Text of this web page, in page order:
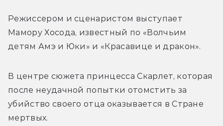
Мамору Хосода, известный по «Волчьим
детям Амэ и Юки» и «Красавице и дракон».
В центре сюжета принцесса Скарлет, которая
после неудачной попытки отомстить за
убийство своего отца оказывается в Стране
мертвых.